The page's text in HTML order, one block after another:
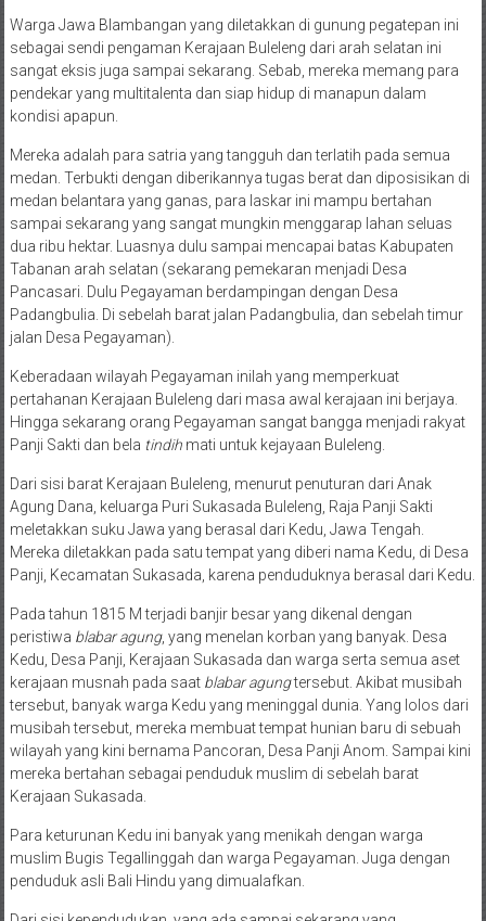
Warga Jawa Blambangan yang diletakkan di gunung pegatepan ini
sebagai sendi pengaman Kerajaan Buleleng dari arah selatan ini
sangat eksis juga sampai sekarang. Sebab, mereka memang para
pendekar yang multitalenta dan siap hidup di manapun dalam
kondisi apapun.
Mereka adalah para satria yang tangguh dan terlatih pada semua
medan. Terbukti dengan diberikannya tugas berat dan diposisikan di
medan belantara yang ganas, para laskar ini mampu bertahan
sampai sekarang yang sangat mungkin menggarap lahan seluas
dua ribu hektar. Luasnya dulu sampai mencapai batas Kabupaten
Tabanan arah selatan (sekarang pemekaran menjadi Desa
Pancasari. Dulu Pegayaman berdampingan dengan Desa
Padangbulia. Di sebelah barat jalan Padangbulia, dan sebelah timur
jalan Desa Pegayaman).
Keberadaan wilayah Pegayaman inilah yang memperkuat
pertahanan Kerajaan Buleleng dari masa awal kerajaan ini berjaya.
Hingga sekarang orang Pegayaman sangat bangga menjadi rakyat
Panji Sakti dan bela tindihmati untuk kejayaan Buleleng.
Dari sisi barat Kerajaan Buleleng, menurut penuturan dari Anak
Agung Dana, keluarga Puri Sukasada Buleleng, Raja Panji Sakti
meletakkan suku Jawa yang berasal dari Kedu, Jawa Tengah.
Mereka diletakkan pada satu tempat yang diberi nama Kedu, di Desa
Panji, Kecamatan Sukasada, karena penduduknya berasal dari Kedu.
Pada tahun 1815 M terjadi banjir besar yang dikenal dengan
peristiwa blabar agung, yang menelan korban yang banyak. Desa
Kedu, Desa Panji, Kerajaan Sukasada dan warga serta semua aset
kerajaan musnah pada saat blabar agungtersebut. Akibat musibah
tersebut, banyak warga Kedu yang meninggal dunia. Yang lolos dari
musibah tersebut, mereka membuat tempat hunian baru di sebuah
wilayah yang kini bernama Pancoran, Desa Panji Anom. Sampai kini
mereka bertahan sebagai penduduk muslim di sebelah barat
Kerajaan Sukasada.
Para keturunan Kedu ini banyak yang menikah dengan warga
muslim Bugis Tegallinggah dan warga Pegayaman. Juga dengan
penduduk asli Bali Hindu yang dimualafkan.